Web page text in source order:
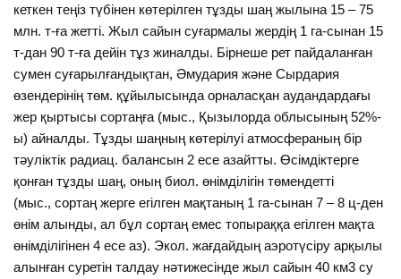
кеткен теңіз түбінен көтерілген тұзды шаң жылына 15 – 75
млн. т-ға жетті. Жыл сайын суғармалы жердің 1 га-сынан 15
т-дан 90 т-ға дейін тұз жиналды. Бірнеше рет пайдаланған
сумен суғарылғандықтан, Әмудария және Сырдария
өзендерінің төм. құйылысында орналасқан аудандардағы
жер қыртысы сортаңға (мыс., Қызылорда облысының 52%-
ы) айналды. Тұзды шаңның көтерілуі атмосфераның бір
тәуліктік радиац. балансын 2 есе азайтты. Өсімдіктерге
қонған тұзды шаң, оның биол. өнімділігін төмендетті
(мыс., сортаң жерге егілген мақтаның 1 га-сынан 7 – 8 ц-ден
өнім алынды, ал бұл сортаң емес топыраққа егілген мақта
өнімділігінен 4 есе аз). Экол. жағдайдың аэротүсіру арқылы
алынған суретін талдау нәтижесінде жыл сайын 40 км3 су